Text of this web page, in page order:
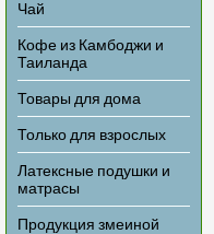
Чай
Кофе из Камбоджи и
Таиланда
Товары для дома
Только для взрослых
Латексные подушки и
матрасы
Продукция змеиной